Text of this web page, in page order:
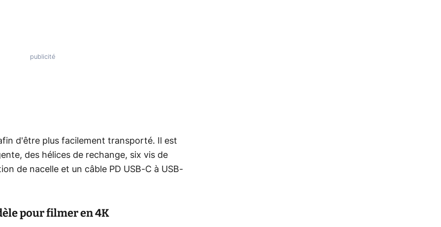
d'être plus facilement transporté. Il est
des hélices de rechange, six vis de
de nacelle et un câble PD USB-C à USB-
pour filmer en 4K